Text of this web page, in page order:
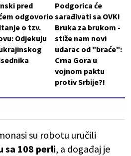
pred
odgovorio
o tzv.
Odjekuju
Podgorica će
sarađivati sa OVK!
Bruka za brukom -
stiže nam novi
udarac od "braće":
Crna Gora u
vojnom paktu
protiv Srbije?!
su robotu uručili
sa 108 perli, a događaj je